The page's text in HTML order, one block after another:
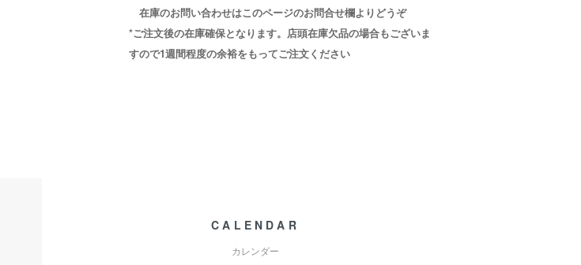
在庫のお問い合わせはこのページのお問合せ欄よりどうぞ
*ご注文後の在庫確保となります。店頭在庫欠品の場合もございま
すので1週間程度の余裕をもってご注文ください
CALENDAR
カレンダー